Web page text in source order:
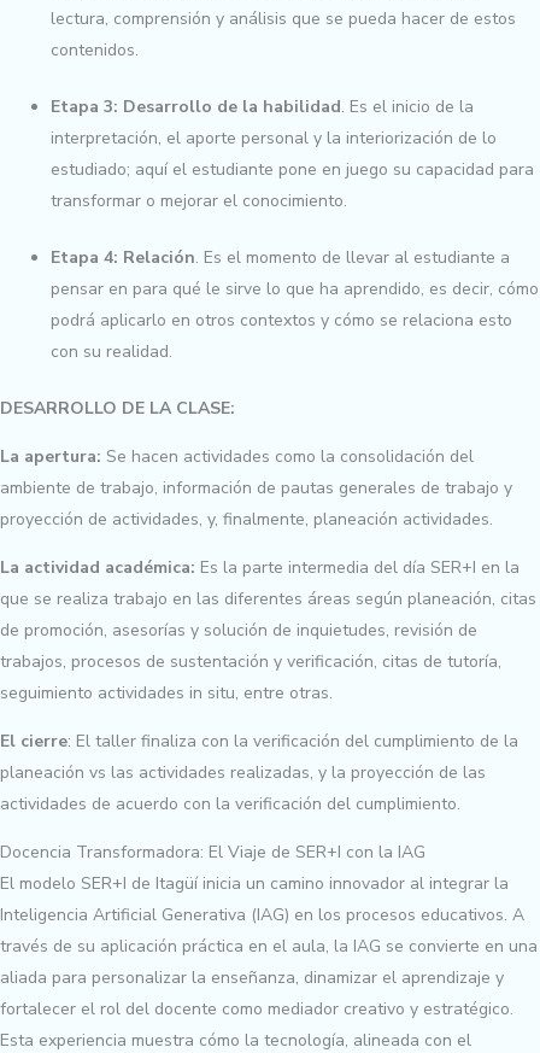
lectura, comprensión y análisis que se pueda hacer de estos
contenidos.
Etapa 3: Desarrollo de la habilidad. Es el inicio de la
interpretación, el aporte personal y la interiorización de lo
estudiado; aquí el estudiante pone en juego su capacidad para
transformar o mejorar el conocimiento.
Etapa 4: Relación. Es el momento de llevar al estudiante a
pensar en para qué le sirve lo que ha aprendido, es decir, cómo
podrá aplicarlo en otros contextos y cómo se relaciona esto
con su realidad.
DESARROLLO DE LA CLASE:
La apertura: Se hacen actividades como la consolidación del
ambiente de trabajo, información de pautas generales de trabajo y
proyección de actividades, y, finalmente, planeación actividades.
La actividad académica: Es la parte intermedia del día SER+I en la
que se realiza trabajo en las diferentes áreas según planeación, citas
de promoción, asesorías y solución de inquietudes, revisión de
trabajos, procesos de sustentación y verificación, citas de tutoría,
seguimiento actividades in situ, entre otras.
El cierre: El taller finaliza con la verificación del cumplimiento de la
planeación vs las actividades realizadas, y la proyección de las
actividades de acuerdo con la verificación del cumplimiento.
Docencia Transformadora: El Viaje de SER+I con la IAG
El modelo SER+I de Itagüí inicia un camino innovador al integrar la
Inteligencia Artificial Generativa (IAG) en los procesos educativos. A
través de su aplicación práctica en el aula, la IAG se convierte en una
aliada para personalizar la enseñanza, dinamizar el aprendizaje y
fortalecer el rol del docente como mediador creativo y estratégico.
Esta experiencia muestra cómo la tecnología, alineada con el